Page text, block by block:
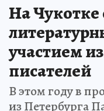
На Чукотке
участием
писателей
В этом году в
из Петербурга